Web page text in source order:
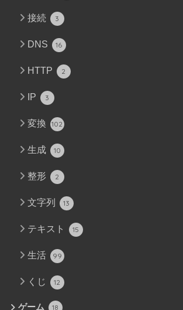
接続 3
DNS 16
HTTP 2
IP 3
変換 102
生成 10
整形 2
文字列 13
テキスト 15
生活 99
くじ 12
ゲーム 18